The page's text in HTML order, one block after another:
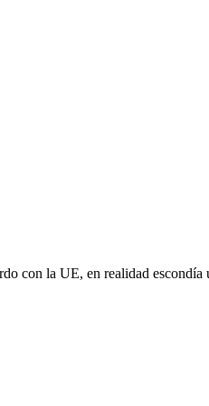
con la UE, en realidad escondía